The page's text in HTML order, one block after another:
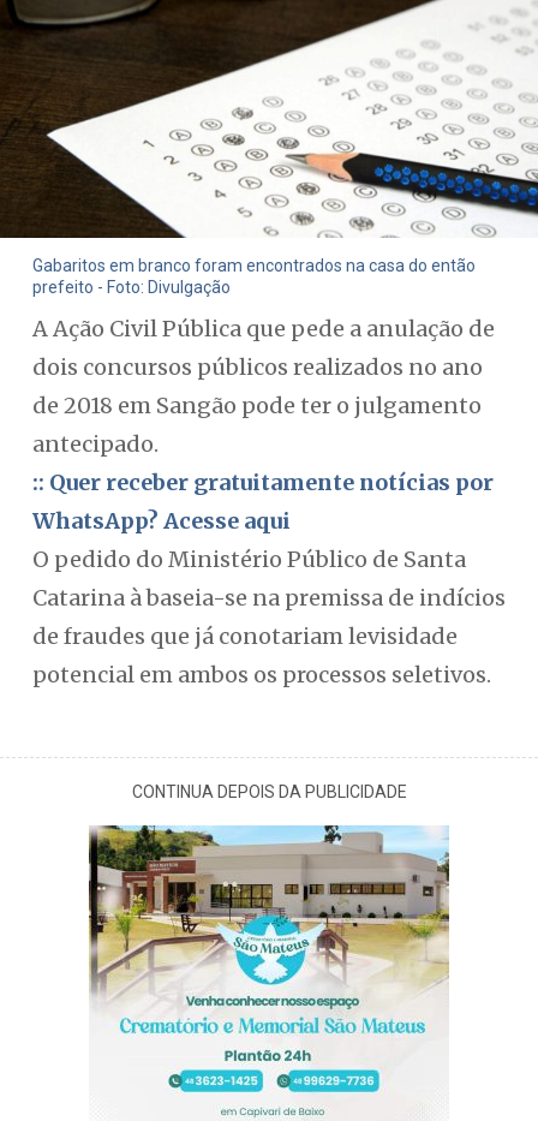
Gabaritos em branco foram encontrados na casa do então
prefeito - Foto: Divulgação
A Ação Civil Pública que pede a anulação de
dois concursos públicos realizados no ano
de 2018 em Sangão pode ter o julgamento
antecipado.
:: Quer receber gratuitamente notícias por
WhatsApp? Acesse aqui
O pedido do Ministério Público de Santa
Catarina à baseia-se na premissa de indícios
de fraudes que já conotariam levisidade
potencial em ambos os processos seletivos.
CONTINUA DEPOIS DA PUBLICIDADE